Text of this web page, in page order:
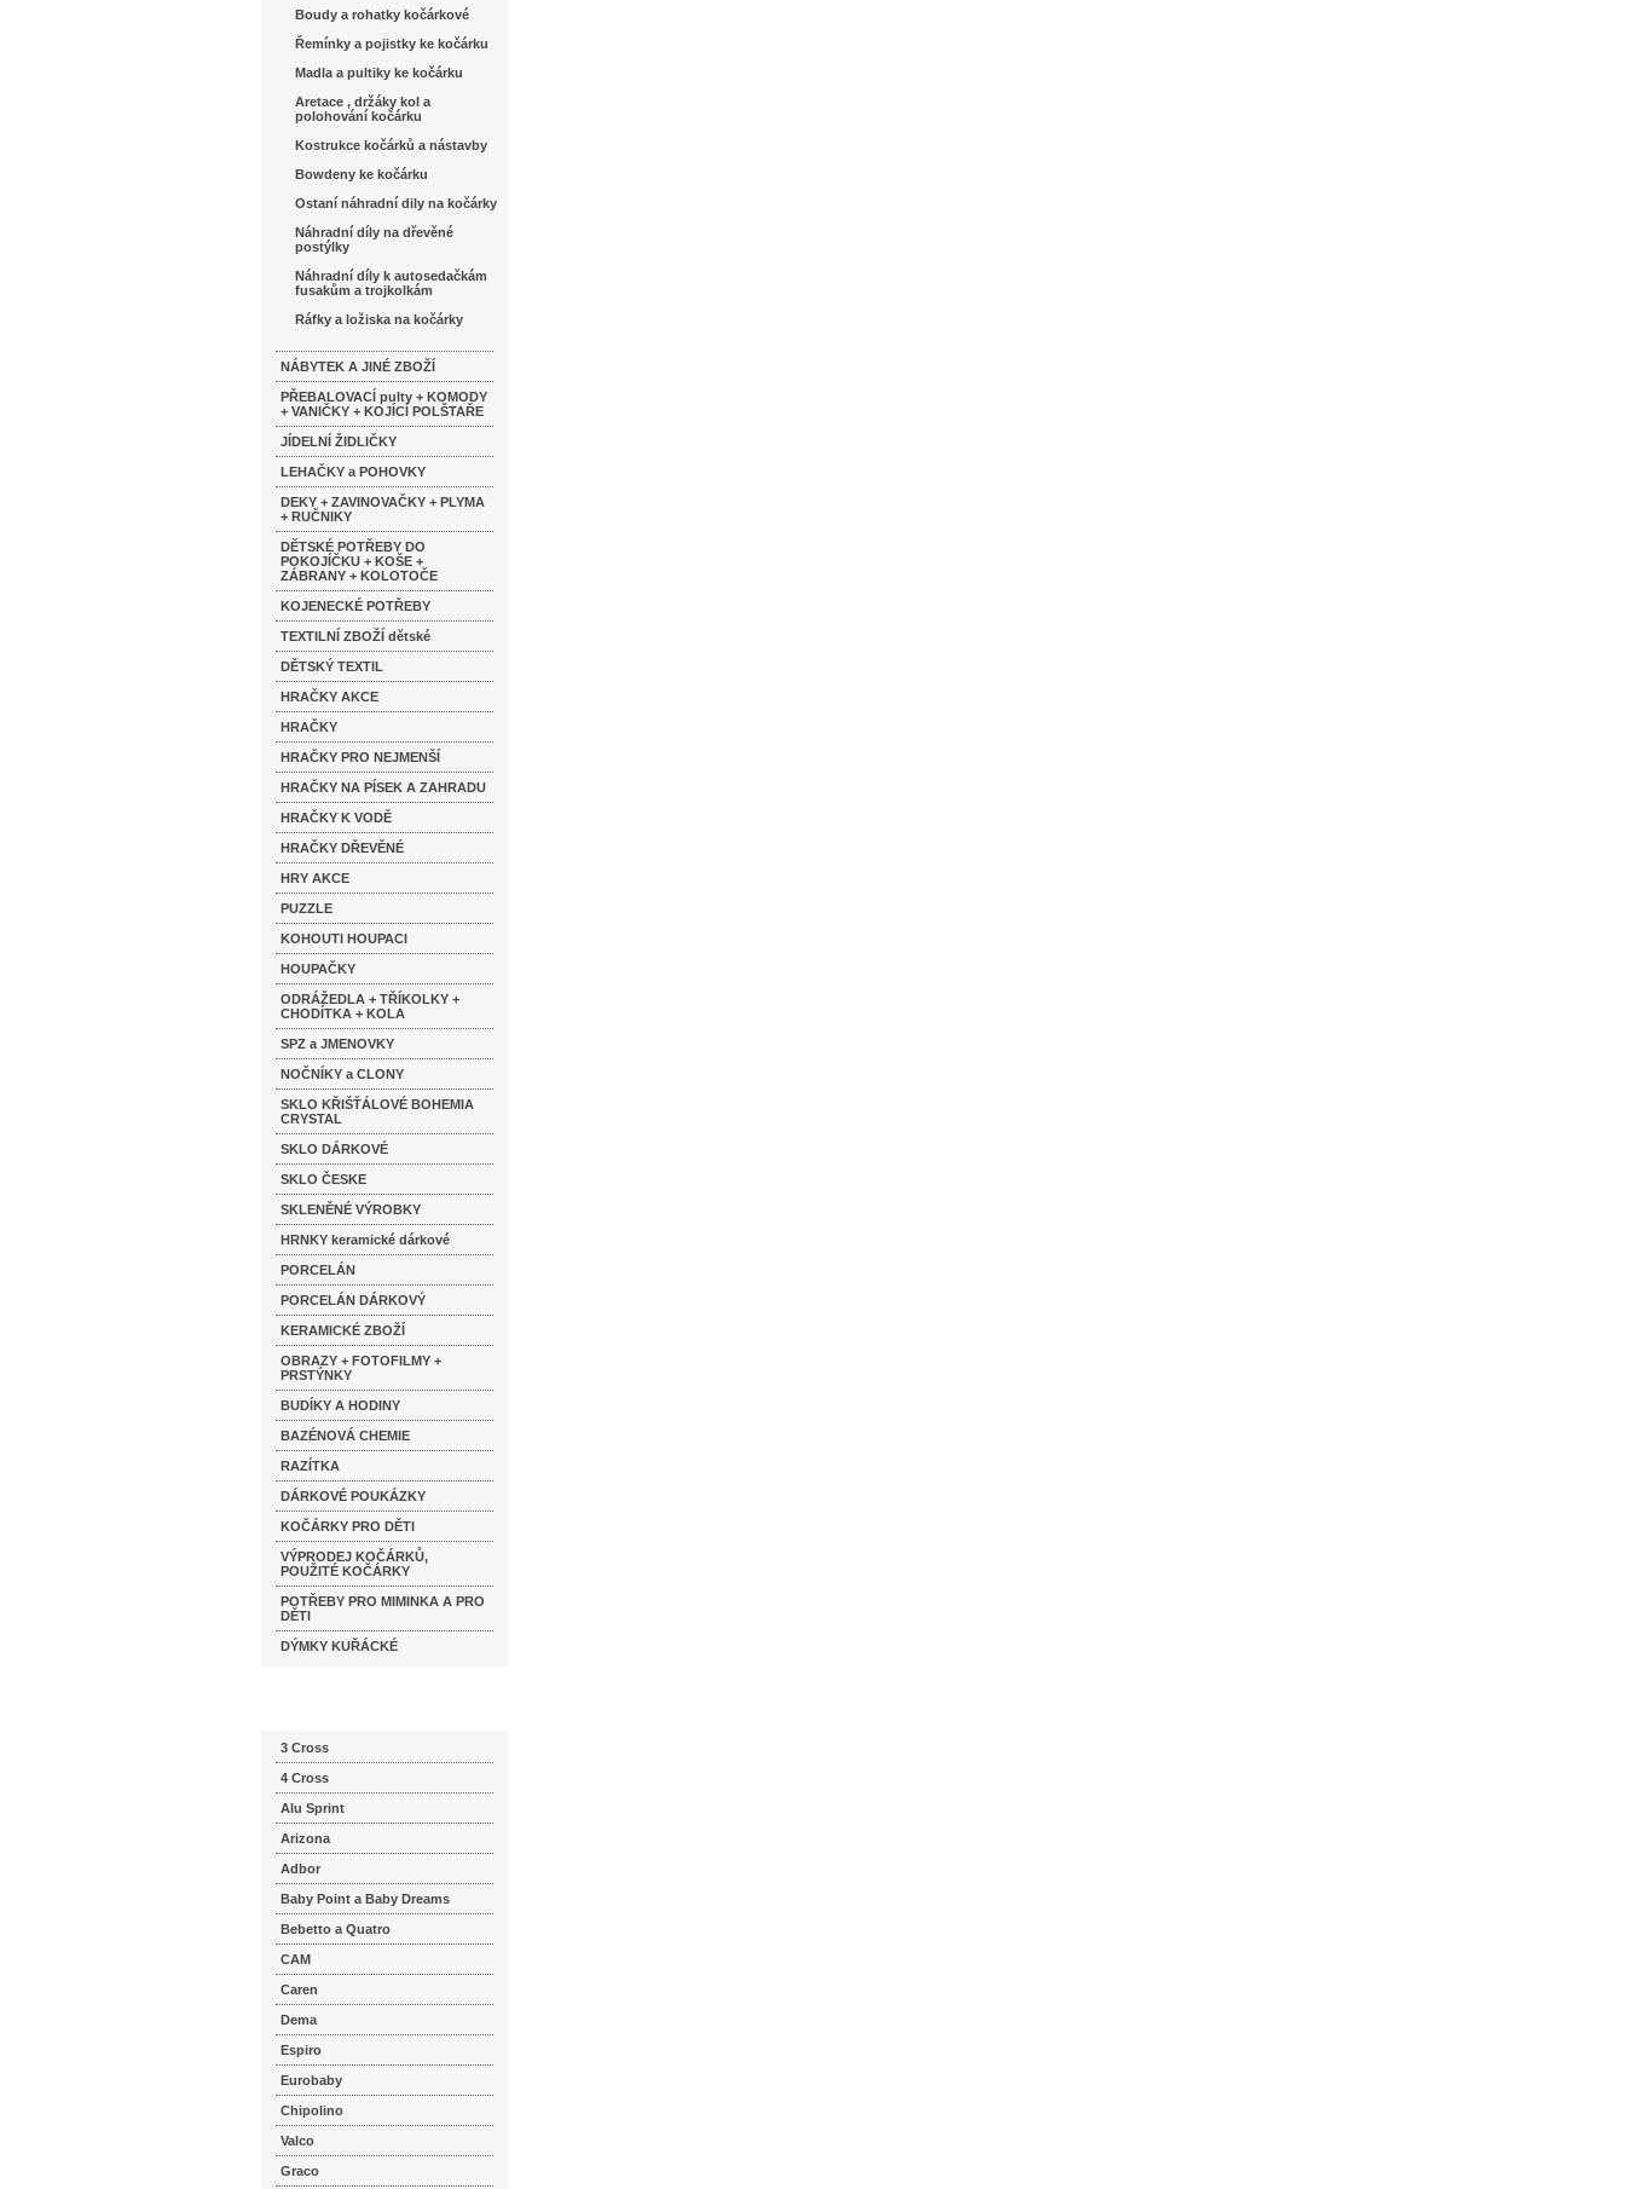
Boudy a rohatky kočárkové
Řemínky a pojistky ke kočárku
Madla a pultiky ke kočárku
Aretace , držáky kol a
polohování kočárku
Kostrukce kočárků a nástavby
Bowdeny ke kočárku
Ostaní náhradní dily na kočárky
Náhradní díly na dřevěné
postýlky
Náhradní díly k autosedačkám
fusakům a trojkolkám
Ráfky a ložiska na kočárky
NÁBYTEK A JINÉ ZBOŽÍ
PŘEBALOVACÍ pulty + KOMODY
+ VANIČKY + KOJÍCÍ POLŠTAŘE
JÍDELNÍ ŽIDLIČKY
LEHAČKY a POHOVKY
DEKY + ZAVINOVAČKY + PLYMA
+ RUČNIKY
DĚTSKÉ POTŘEBY DO
POKOJÍČKU + KOŠE +
ZÁBRANY + KOLOTOČE
KOJENECKÉ POTŘEBY
TEXTILNÍ ZBOŽÍ dětské
DĚTSKÝ TEXTIL
HRAČKY AKCE
HRAČKY
HRAČKY PRO NEJMENŠÍ
HRAČKY NA PÍSEK A ZAHRADU
HRAČKY K VODĚ
HRAČKY DŘEVĚNÉ
HRY AKCE
PUZZLE
KOHOUTI HOUPACI
HOUPAČKY
ODRÁŽEDLA + TŘÍKOLKY +
CHODÍTKA + KOLA
SPZ a JMENOVKY
NOČNÍKY a CLONY
SKLO KŘIŠŤÁLOVÉ BOHEMIA
CRYSTAL
SKLO DÁRKOVÉ
SKLO ČESKE
SKLENĚNÉ VÝROBKY
HRNKY keramické dárkové
PORCELÁN
PORCELÁN DÁRKOVÝ
KERAMICKÉ ZBOŽÍ
OBRAZY + FOTOFILMY +
PRSTÝNKY
BUDÍKY A HODINY
BAZÉNOVÁ CHEMIE
RAZÍTKA
DÁRKOVÉ POUKÁZKY
KOČÁRKY PRO DĚTI
VÝPRODEJ KOČÁRKŮ,
POUŽITÉ KOČÁRKY
POTŘEBY PRO MIMINKA A PRO
DĚTI
DÝMKY KUŘÁCKÉ
3 Cross
4 Cross
Alu Sprint
Arizona
Adbor
Baby Point a Baby Dreams
Bebetto a Quatro
CAM
Caren
Dema
Espiro
Eurobaby
Chipolino
Valco
Graco